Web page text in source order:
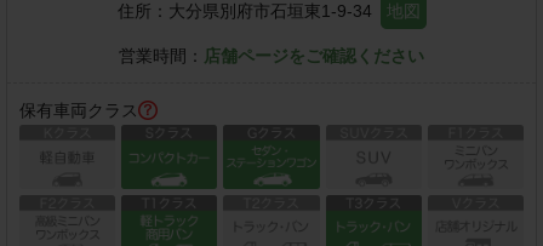
住所： 大分県別府市石垣東1-9-34 地図
営業時間： 店舗ページをご確認ください
保有車両クラス